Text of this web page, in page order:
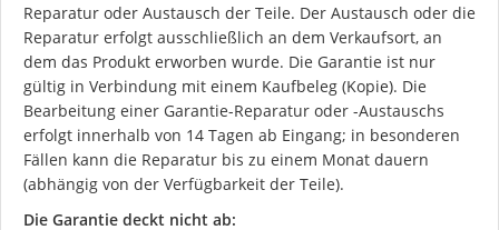
Reparatur oder Austausch der Teile. Der Austausch oder die
Reparatur erfolgt ausschließlich an dem Verkaufsort, an
dem das Produkt erworben wurde. Die Garantie ist nur
gültig in Verbindung mit einem Kaufbeleg (Kopie). Die
Bearbeitung einer Garantie-Reparatur oder -Austauschs
erfolgt innerhalb von 14 Tagen ab Eingang; in besonderen
Fällen kann die Reparatur bis zu einem Monat dauern
(abhängig von der Verfügbarkeit der Teile).
Die Garantie deckt nicht ab: